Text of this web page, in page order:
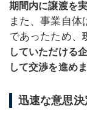
期間内に譲渡を
また、事業自体
であったため、
していただける
して交渉を進めま
迅速な意思決